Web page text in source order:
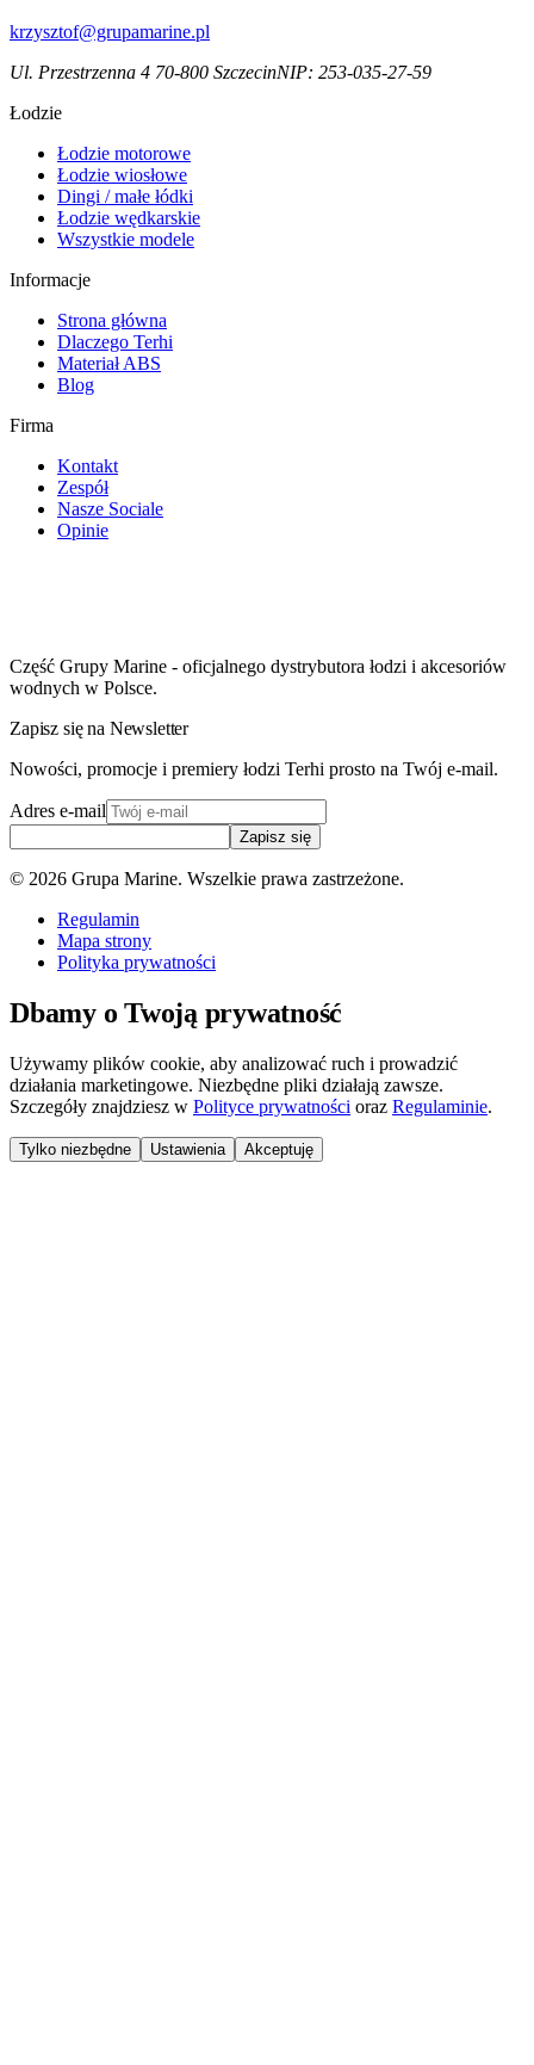
krzysztof@grupamarine.pl
Ul. Przestrzenna 4 70-800 SzczecinNIP: 253-035-27-59
Łodzie
Łodzie motorowe
Łodzie wiosłowe
Dingi / małe łódki
Łodzie wędkarskie
Wszystkie modele
Informacje
Strona główna
Dlaczego Terhi
Materiał ABS
Blog
Firma
Kontakt
Zespół
Nasze Sociale
Opinie
Część Grupy Marine - oficjalnego dystrybutora łodzi i akcesoriów
wodnych w Polsce.
Zapisz się na Newsletter
Nowości, promocje i premiery łodzi Terhi prosto na Twój e-mail.
Adres e-mail
Zapisz się
© 2026 Grupa Marine. Wszelkie prawa zastrzeżone.
Regulamin
Mapa strony
Polityka prywatności
Dbamy o Twoją prywatność
Używamy plików cookie, aby analizować ruch i prowadzić
działania marketingowe. Niezbędne pliki działają zawsze.
Szczegóły znajdziesz w Polityce prywatności oraz Regulaminie.
Tylko niezbędne Ustawienia Akceptuję